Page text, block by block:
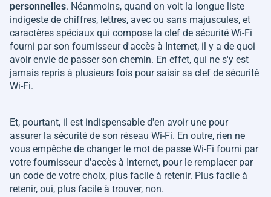
personnelles. Néanmoins, quand on voit la longue liste
indigeste de chiffres, lettres, avec ou sans majuscules, et
caractères spéciaux qui compose la clef de sécurité Wi-Fi
fourni par son fournisseur d'accès à Internet, il y a de quoi
avoir envie de passer son chemin. En effet, qui ne s'y est
jamais repris à plusieurs fois pour saisir sa clef de sécurité
Wi-Fi.
Et, pourtant, il est indispensable d'en avoir une pour
assurer la sécurité de son réseau Wi-Fi. En outre, rien ne
vous empêche de changer le mot de passe Wi-Fi fourni par
votre fournisseur d'accès à Internet, pour le remplacer par
un code de votre choix, plus facile à retenir. Plus facile à
retenir, oui, plus facile à trouver, non.